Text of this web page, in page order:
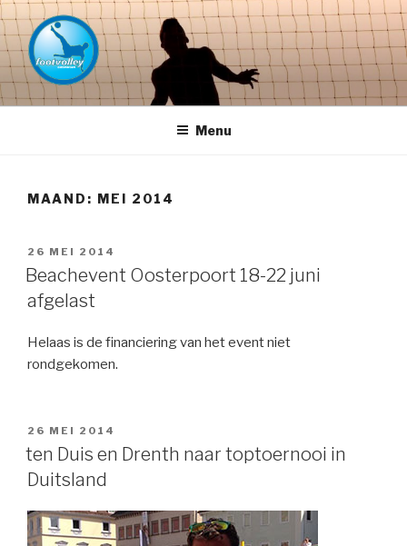
Naar
de
inhoud
springen
FOOTVOLLEY GRONINGEN –
THE HOME OF PETACCHI'S
Menu
MAAND: MEI 2014
GEPLAATST
OP
26 MEI 2014
Beachevent Oosterpoort 18-22 juni
afgelast
Helaas is de financiering van het event niet
rondgekomen.
GEPLAATST
OP
26 MEI 2014
ten Duis en Drenth naar toptoernooi in
Duitsland